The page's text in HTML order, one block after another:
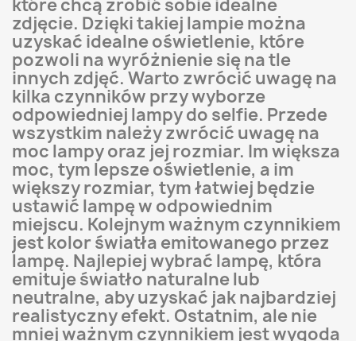
które chcą zrobić sobie idealne
zdjęcie. Dzięki takiej lampie można
uzyskać idealne oświetlenie, które
pozwoli na wyróżnienie się na tle
innych zdjęć. Warto zwrócić uwagę na
kilka czynników przy wyborze
odpowiedniej lampy do selfie. Przede
wszystkim należy zwrócić uwagę na
moc lampy oraz jej rozmiar. Im większa
moc, tym lepsze oświetlenie, a im
większy rozmiar, tym łatwiej będzie
ustawić lampę w odpowiednim
miejscu. Kolejnym ważnym czynnikiem
jest kolor światła emitowanego przez
lampę. Najlepiej wybrać lampę, która
emituje światło naturalne lub
neutralne, aby uzyskać jak najbardziej
realistyczny efekt. Ostatnim, ale nie
mniej ważnym czynnikiem jest wygoda